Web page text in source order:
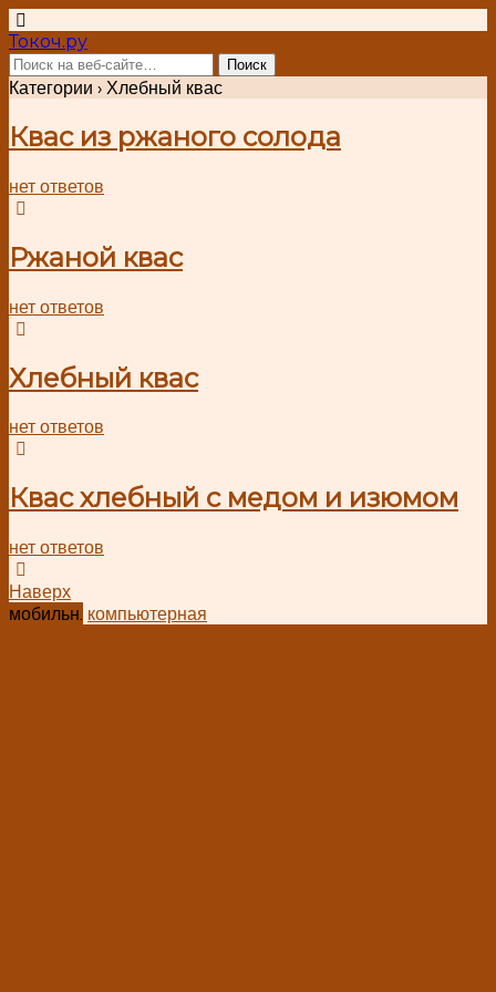
Токоч.ру
Категории › Хлебный квас
Квас из ржаного солода
нет ответов
Ржаной квас
нет ответов
Хлебный квас
нет ответов
Квас хлебный с медом и изюмом
нет ответов
Наверх
мобильн. компьютерная